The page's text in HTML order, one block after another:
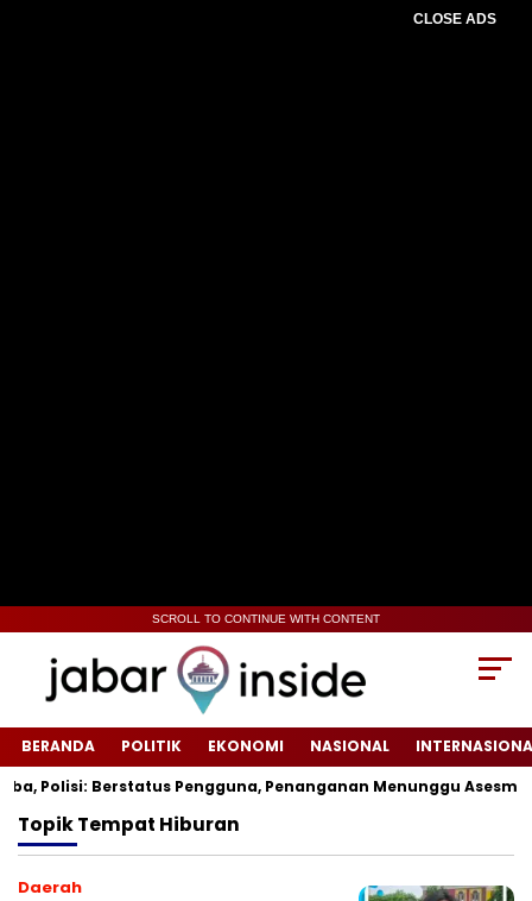
CLOSE ADS
SCROLL TO CONTINUE WITH CONTENT
BERANDA POLITIK EKONOMI NASIONAL
Polisi: Berstatus Pengguna, Penanganan Menunggu Asesmen
TopikTempat Hiburan
Daerah